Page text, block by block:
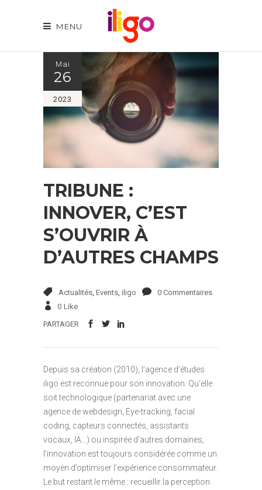
MENU
Mai
26
2023
TRIBUNE :
INNOVER, C’EST
S’OUVRIR À
D’AUTRES CHAMPS
Actualités, Events, iligo
0 Commentaires
0 Like
PARTAGER
Depuis sa création (2010), l’agence d’études
iligo est reconnue pour son innovation. Qu‘elle
soit technologique (partenariat avec une
agence de webdesign, Eye-tracking, facial
coding, capteurs connectés, assistants
vocaux, IA…) ou inspirée d’autres domaines,
l’innovation est toujours considérée comme un
moyen d’optimiser l’expérience consommateur.
Le but restant le même : recueillir la perception